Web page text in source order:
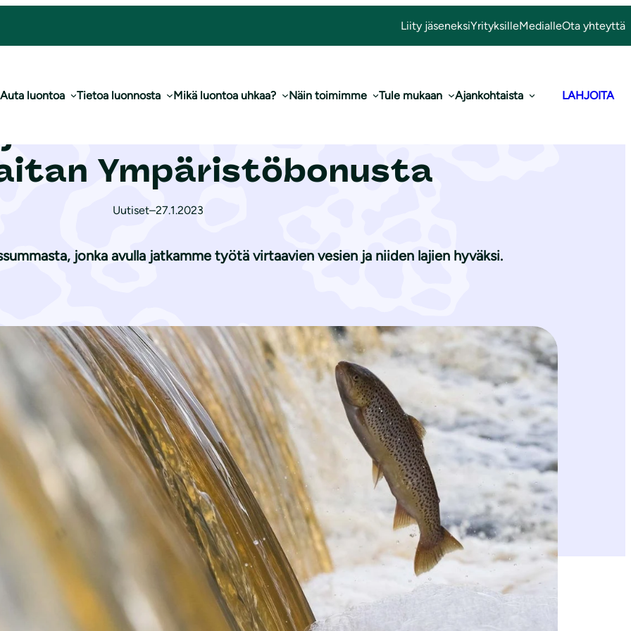
Liity jäseneksiYrityksilleMedialleOta yhteyttä
Auta luontoa Tietoa luonnosta Mikä luontoa uhkaa? Näin toimimme Tule mukaan Ajankohtaista LAHJOITA
euroa Partioaitan Ym­pä­ris­tö­bo­nus­ta
Ym­pä­ris­tö­bo­nus­ta
Uutiset–27.1.2023
jonka avulla jatkamme työtä virtaavien vesien ja niiden lajien hyväksi.
Ympäristöbonus-tukipotin, yhteensä 149 000 euroa. Tuki jaettiin viidelle eri toimijalle, jotka
Suomessa. Ympäristöbonuksen saajat valikoituivat Partioaitan kanta-asiakkaiden